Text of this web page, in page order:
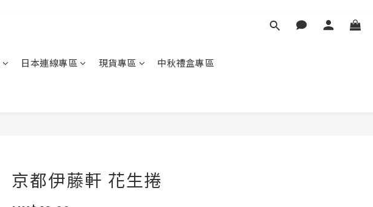
日本連線專區 現貨專區
中秋禮盒專區
京都伊藤軒 花生捲